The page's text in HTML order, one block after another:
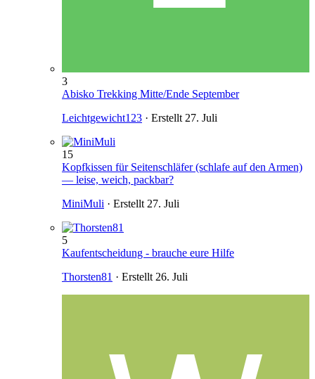
3
Abisko Trekking Mitte/Ende September
Leichtgewicht123 · Erstellt 27. Juli
15
Kopfkissen für Seitenschläfer (schlafe auf den Armen)
— leise, weich, packbar?
MiniMuli · Erstellt 27. Juli
5
Kaufentscheidung - brauche eure Hilfe
Thorsten81 · Erstellt 26. Juli